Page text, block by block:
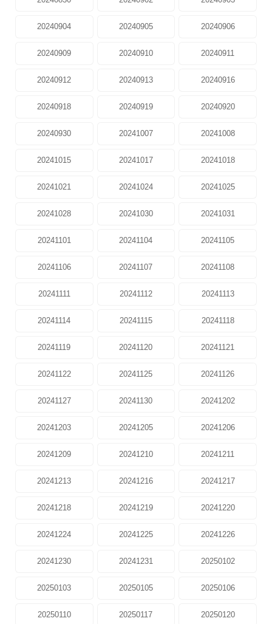
20240904 20240905 20240906
20240909 20240910 20240911
20240912 20240913 20240916
20240918 20240919 20240920
20240930 20241007 20241008
20241015 20241017 20241018
20241021 20241024 20241025
20241028 20241030 20241031
20241101 20241104 20241105
20241106 20241107 20241108
20241111 20241112 20241113
20241114 20241115 20241118
20241119 20241120 20241121
20241122 20241125 20241126
20241127 20241130 20241202
20241203 20241205 20241206
20241209 20241210 20241211
20241213 20241216 20241217
20241218 20241219 20241220
20241224 20241225 20241226
20241230 20241231 20250102
20250103 20250105 20250106
20250110 20250117 20250120